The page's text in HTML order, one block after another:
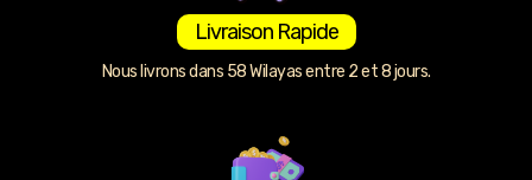
Livraison Rapide
Nous livrons dans 58 Wilayas entre 2 et 8 jours.